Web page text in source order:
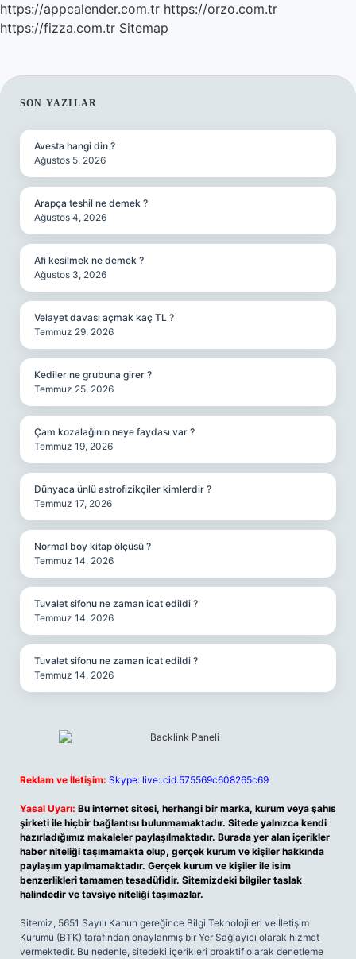
https://appcalender.com.tr https://orzo.com.tr
https://fizza.com.tr Sitemap
SIDEBAR
SON YAZILAR
Avesta hangi din ?
Ağustos 5, 2026
Arapça teshil ne demek ?
Ağustos 4, 2026
Afi kesilmek ne demek ?
Ağustos 3, 2026
Velayet davası açmak kaç TL ?
Temmuz 29, 2026
Kediler ne grubuna girer ?
Temmuz 25, 2026
Çam kozalağının neye faydası var ?
Temmuz 19, 2026
Dünyaca ünlü astrofizikçiler kimlerdir ?
Temmuz 17, 2026
Normal boy kitap ölçüsü ?
Temmuz 14, 2026
Tuvalet sifonu ne zaman icat edildi ?
Temmuz 14, 2026
Tuvalet sifonu ne zaman icat edildi ?
Temmuz 14, 2026
Reklam ve İletişim: Skype: live:.cid.575569c608265c69
Yasal Uyarı: Bu internet sitesi, herhangi bir marka, kurum veya şahıs
şirketi ile hiçbir bağlantısı bulunmamaktadır. Sitede yalnızca kendi
hazırladığımız makaleler paylaşılmaktadır. Burada yer alan içerikler
haber niteliği taşımamakta olup, gerçek kurum ve kişiler hakkında
paylaşım yapılmamaktadır. Gerçek kurum ve kişiler ile isim
benzerlikleri tamamen tesadüfidir. Sitemizdeki bilgiler taslak
halindedir ve tavsiye niteliği taşımazlar.
Sitemiz, 5651 Sayılı Kanun gereğince Bilgi Teknolojileri ve İletişim
Kurumu (BTK) tarafından onaylanmış bir Yer Sağlayıcı olarak hizmet
vermektedir. Bu nedenle, sitedeki içerikleri proaktif olarak denetleme